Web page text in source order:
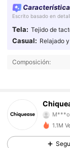
Escrito basado en
Tela: Tejido de
Casual: Relajado
Composición:
4.91
4.91
M***o
4.91
4.91
1.1M